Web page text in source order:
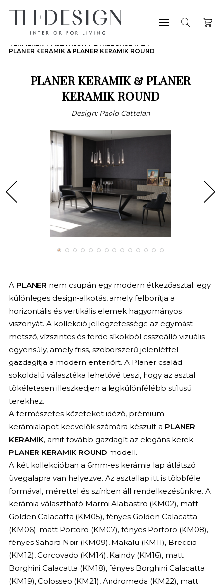
TERMÉKEK ASZTALOK
ÉTKEZŐASZTAL
PLANER KERAMIK & PLANER KERAMIK ROUND
PLANER KERAMIK & PLANER
KERAMIK ROUND
Design: Paolo Cattelan
A PLANER nem csupán egy modern étkezőasztal: egy
különleges design‑alkotás, amely felborítja a
horizontális és vertikális elemek hagyományos
viszonyát. A kollekció jellegzetessége az egymást
metsző, vízszintes és ferde síkokból összeálló vizuális
egyensúly, amely friss, szoborszerű jelenléttel
gazdagítja a modern enteriőrt. A Planer család
sokoldalú választéka lehetővé teszi, hogy az asztal
tökéletesen illeszkedjen a legkülönfélébb stílusú
terekhez.
A természetes kőzeteket idéző, prémium
kerámialapot kedvelők számára készült a PLANER
KERAMIK, amit tovább gazdagít az elegáns kerek
PLANER KERAMIK ROUND modell.
A két kollekcióban a 6mm-es kerámia lap átlátszó
üvegalapra van helyezve. Az asztallap itt is többféle
formával, mérettel és színben áll rendelkezésünkre. A
kerámia választható Marmi Alabastro (KM02), matt
Golden Calacatta (KM05), fényes Golden Calacatta
(KM06), matt Portoro (KM07), fényes Portoro (KM08),
fényes Sahara Noir (KM09), Makalu (KM11), Breccia
(KM12), Corcovado (KM14), Kaindy (KM16), matt
Borghini Calacatta (KM18), fényes Borghini Calacatta
(KM19), Colosseo (KM21), Andromeda (KM22), matt